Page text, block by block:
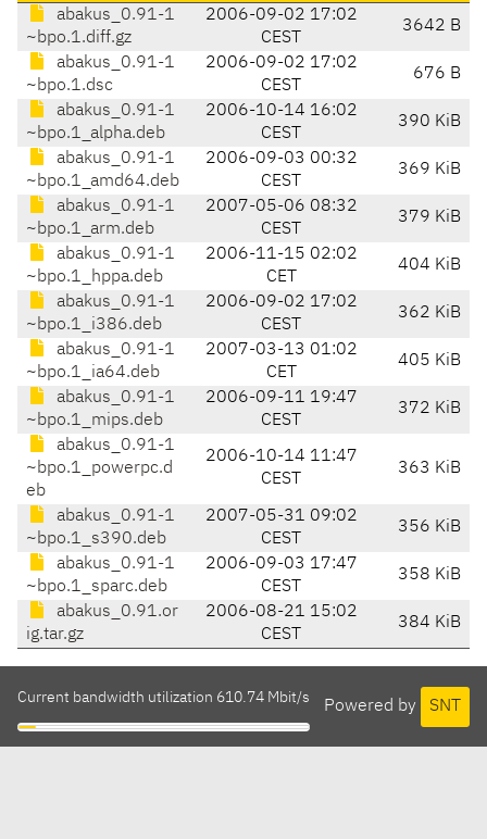
abakus_0.91-1
~bpo.1.diff.gz
2006-09-02 17:02
CEST
3642 B
abakus_0.91-1
~bpo.1.dsc
2006-09-02 17:02
CEST
676 B
abakus_0.91-1
~bpo.1_alpha.deb
2006-10-14 16:02
CEST
390 KiB
abakus_0.91-1
~bpo.1_amd64.deb
2006-09-03 00:32
CEST
369 KiB
abakus_0.91-1
~bpo.1_arm.deb
2007-05-06 08:32
CEST
379 KiB
abakus_0.91-1
~bpo.1_hppa.deb
2006-11-15 02:02
CET
404 KiB
abakus_0.91-1
~bpo.1_i386.deb
2006-09-02 17:02
CEST
362 KiB
abakus_0.91-1
~bpo.1_ia64.deb
2007-03-13 01:02
CET
405 KiB
abakus_0.91-1
~bpo.1_mips.deb
2006-09-11 19:47
CEST
372 KiB
abakus_0.91-1
~bpo.1_powerpc.d
eb
2006-10-14 11:47
CEST
363 KiB
abakus_0.91-1
~bpo.1_s390.deb
2007-05-31 09:02
CEST
356 KiB
abakus_0.91-1
~bpo.1_sparc.deb
2006-09-03 17:47
CEST
358 KiB
abakus_0.91.or
ig.tar.gz
2006-08-21 15:02
CEST
384 KiB
Powered by SNT
Current bandwidth utilization 610.74 Mbit/s